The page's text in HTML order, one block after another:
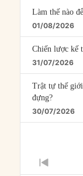
Làm thế nào
01/08/2026
Chiến lược kế
31/07/2026
Trật tự thế
đựng?
30/07/2026